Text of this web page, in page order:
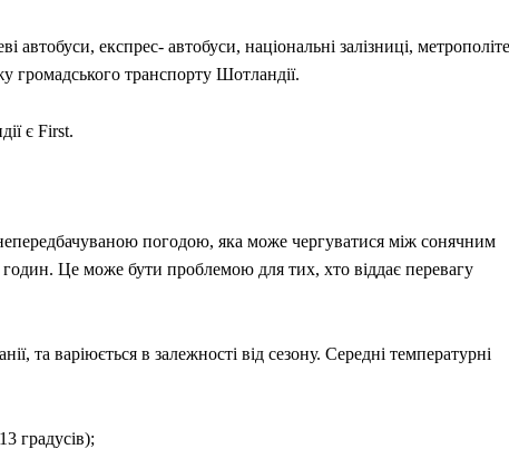
експрес- автобуси, національні залізниці,
громадського транспорту Шотландії.
є First.
погодою, яка може чергуватися між сонячним
Це може бути проблемою для тих, хто віддає перевагу
та варіюється в залежності від сезону. Середні температурні
градусів);